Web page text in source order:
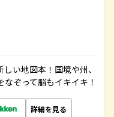
い地図本！国境や州、
ぞって脳もイキイキ！
詳細を見る